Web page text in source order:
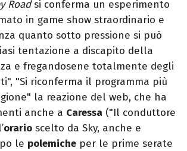
Roadsi conferma un esperimento
in game show straordinario e
quanto sotto pressione si può
tentazione a discapito della
e fregandosene totalmente degli
"Si riconferma il programma più
la reazione del web, che ha
anche a Caressa ("Il conduttore
orario scelto da Sky, anche e
le polemiche per le prime serate